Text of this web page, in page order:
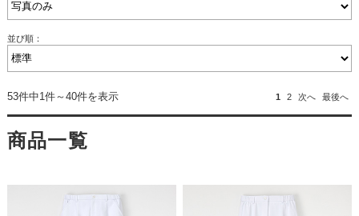
並び順：
53件中1件～40件を表示 1 2 次へ 最後へ
商品一覧